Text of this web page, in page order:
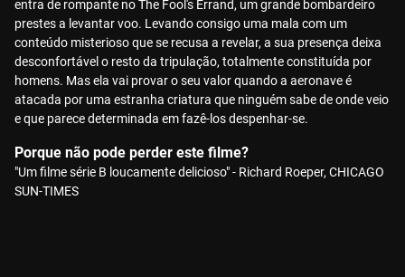
entra de rompante no The Fool's Errand, um grande bombardeiro
prestes a levantar voo. Levando consigo uma mala com um
conteúdo misterioso que se recusa a revelar, a sua presença deixa
desconfortável o resto da tripulação, totalmente constituída por
homens. Mas ela vai provar o seu valor quando a aeronave é
atacada por uma estranha criatura que ninguém sabe de onde veio
e que parece determinada em fazê-los despenhar-se.
Porque não pode perder este filme?
"Um filme série B loucamente delicioso" - Richard Roeper, CHICAGO
SUN-TIMES